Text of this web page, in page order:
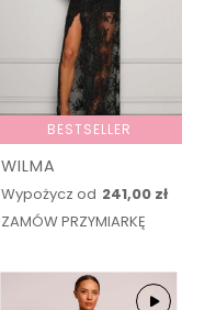
BESTSELLER
WILMA
Wypożycz od 241,00 zł
ZAMÓW PRZYMIARKĘ